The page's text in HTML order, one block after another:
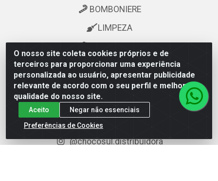
O nosso site coleta cookies próprios e de
terceiros para proporcionar uma experiência
personalizada ao usuário, apresentar publicidade
relevante de acordo com o seu perfil e melhorar a
qualidade do nosso site.
Aceito
Negar não essenciais
Preferências de Cookies
BOMBONIERE
LIMPEZA
Fale Conosco
televendas@astoriagestao.com.br
facebook.com/chocosuldistribuidora
@mastter.distribuidora
@chocosul.distribuidora